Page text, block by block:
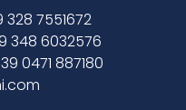
7551672
348 6032576
0471 887180